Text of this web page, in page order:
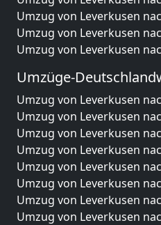
Umzug von Leverkusen
Umzug von Leverkusen
Umzug von Leverkusen
Umzüge-
Umzug von Leverkusen
Umzug von Leverkusen
Umzug von Leverkusen
Umzug von Leverkusen
Umzug von Leverkusen
Umzug von Leverkusen
Umzug von Leverkusen
Umzug von Leverkusen